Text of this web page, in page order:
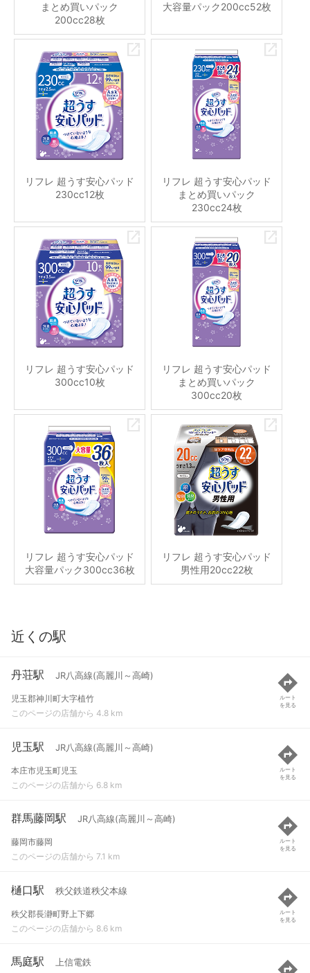
まとめ買いパック
200cc28枚
大容量パック200cc52枚
リフレ 超うす安心パッド
230cc12枚
リフレ 超うす安心パッド
まとめ買いパック
230cc24枚
リフレ 超うす安心パッド
300cc10枚
リフレ 超うす安心パッド
まとめ買いパック
300cc20枚
リフレ 超うす安心パッド
大容量パック300cc36枚
リフレ 超うす安心パッド
男性用20cc22枚
近くの駅
丹荘駅 JR八高線(高麗川～高崎)
児玉郡神川町大字植竹
このページの店舗から 4.8 km
ルート
を見る
児玉駅 JR八高線(高麗川～高崎)
本庄市児玉町児玉
このページの店舗から 6.8 km
ルート
を見る
群馬藤岡駅 JR八高線(高麗川～高崎)
藤岡市藤岡
このページの店舗から 7.1 km
ルート
を見る
樋口駅 秩父鉄道秩父本線
秩父郡長瀞町野上下郷
このページの店舗から 8.6 km
ルート
を見る
馬庭駅 上信電鉄